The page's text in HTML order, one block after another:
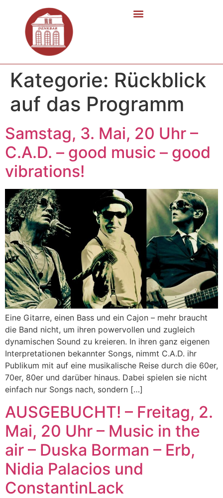
Kategorie: Rückblick
auf das Programm
Samstag, 3. Mai, 20 Uhr –
C.A.D. – good music – good
vibrations!
Eine Gitarre, einen Bass und ein Cajon – mehr braucht
die Band nicht, um ihren powervollen und zugleich
dynamischen Sound zu kreieren. In ihren ganz eigenen
Interpretationen bekannter Songs, nimmt C.A.D. ihr
Publikum mit auf eine musikalische Reise durch die 60er,
70er, 80er und darüber hinaus. Dabei spielen sie nicht
einfach nur Songs nach, sondern […]
AUSGEBUCHT! – Freitag, 2.
Mai, 20 Uhr – Music in the
air – Duska Borman – Erb,
Nidia Palacios und
ConstantinLack